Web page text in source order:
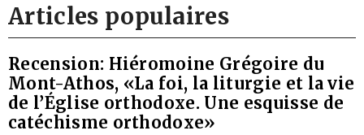
Articles populaires
Recension: Hiéromoine Grégoire du
Mont-Athos, «La foi, la liturgie et la vie
de l’Église orthodoxe. Une esquisse de
catéchisme orthodoxe»